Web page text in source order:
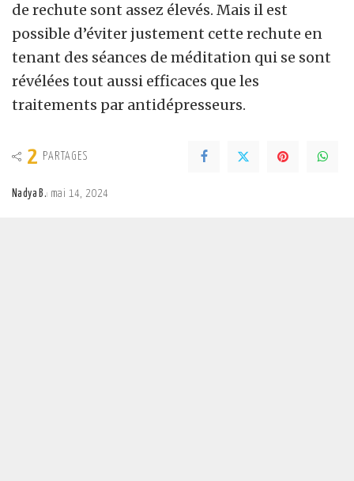
de rechute sont assez élevés. Mais il est
possible d’éviter justement cette rechute en
tenant des séances de méditation qui se sont
révélées tout aussi efficaces que les
traitements par antidépresseurs.
2 PARTAGES
Posted
Nadya B. mai 14, 2024